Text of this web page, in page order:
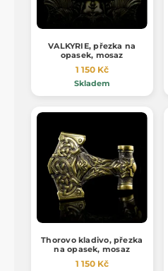
VALKYRIE, přezka na
opasek, mosaz
1 150 Kč
Skladem
Thorovo kladivo, přezka
na opasek, mosaz
1 150 Kč